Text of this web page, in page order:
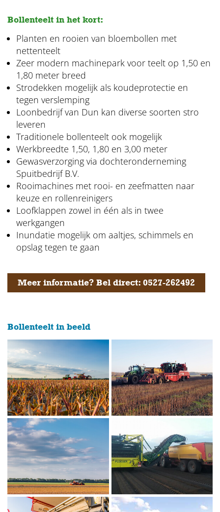
Bollenteelt in het kort:
Planten en rooien van bloembollen met
nettenteelt
Zeer modern machinepark voor teelt op 1,50 en
1,80 meter breed
Strodekken mogelijk als koudeprotectie en
tegen verslemping
Loonbedrijf van Dun kan diverse soorten stro
leveren
Traditionele bollenteelt ook mogelijk
Werkbreedte 1,50, 1,80 en 3,00 meter
Gewasverzorging via dochteronderneming
Spuitbedrijf B.V.
Rooimachines met rooi- en zeefmatten naar
keuze en rollenreinigers
Loofklappen zowel in één als in twee
werkgangen
Inundatie mogelijk om aaltjes, schimmels en
opslag tegen te gaan
Meer informatie? Bel direct: 0527-262492
Bollenteelt in beeld